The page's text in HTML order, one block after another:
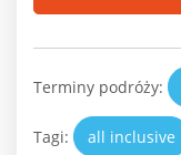
Terminy podróży:
Tagi: all inclusive